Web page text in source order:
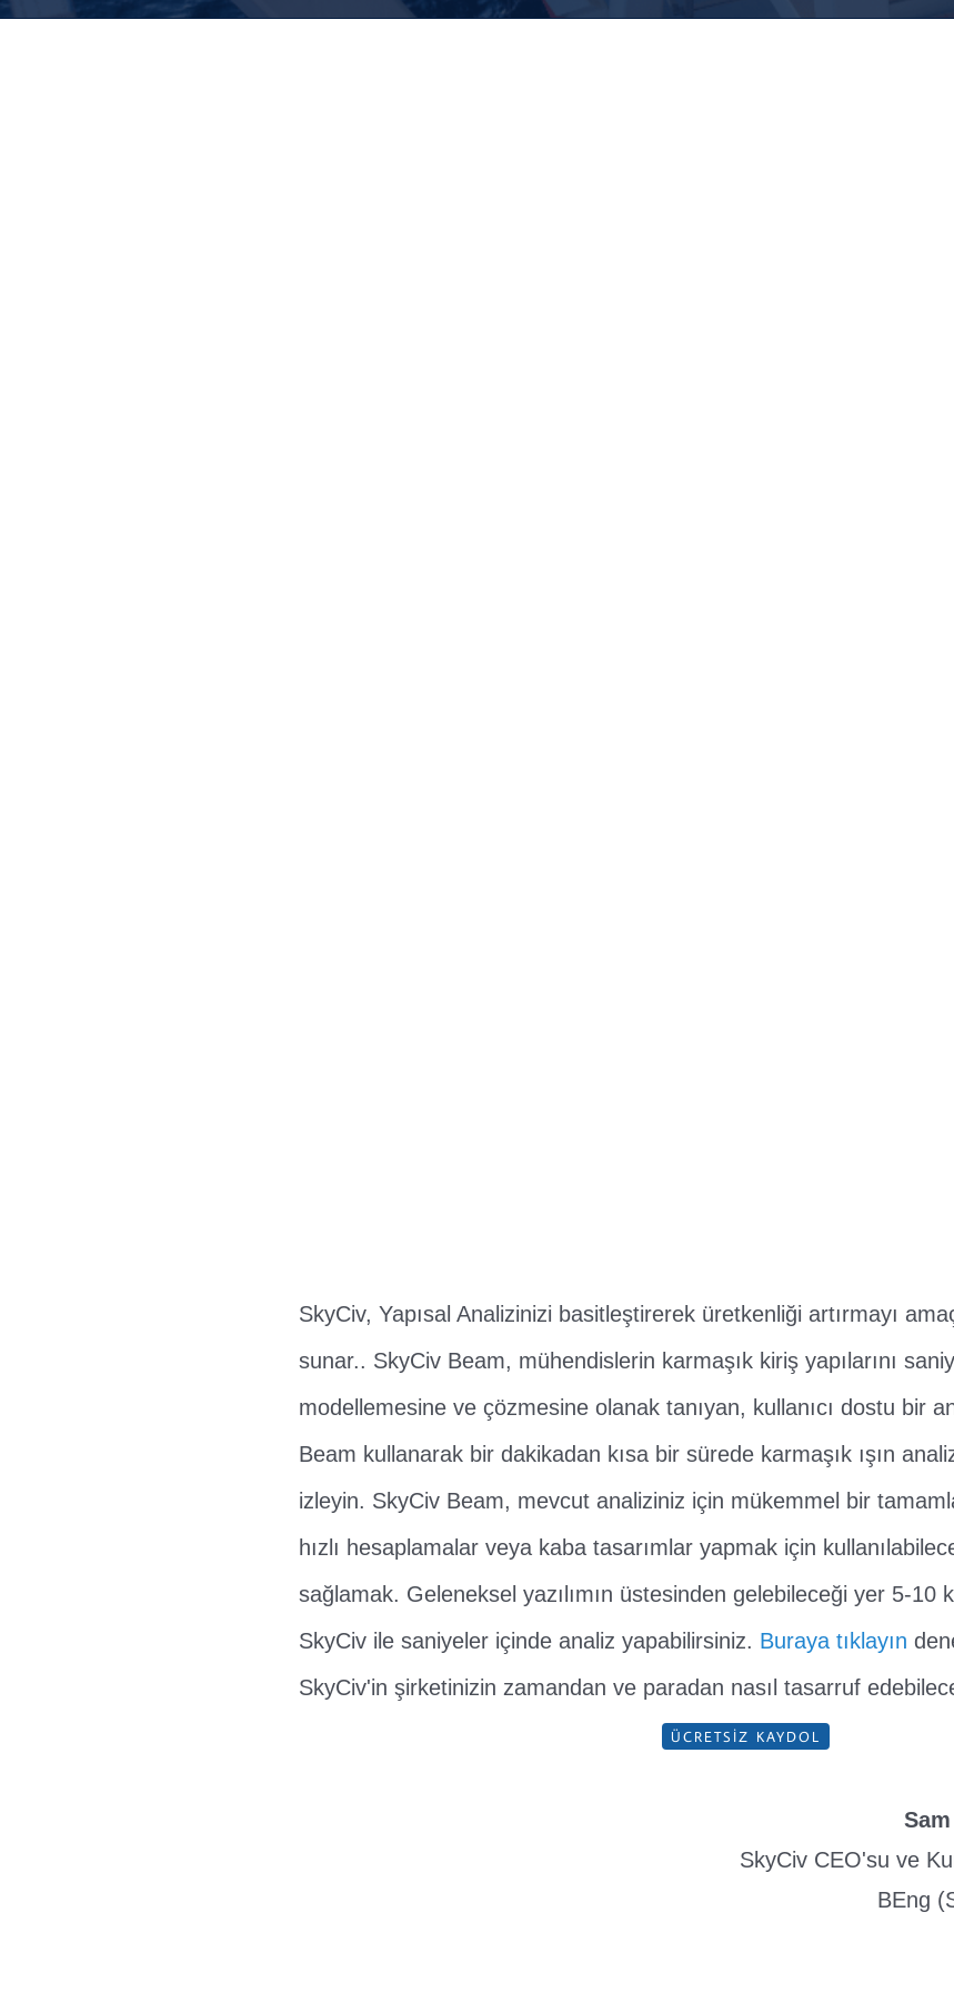
SkyCiv, Yapısal Analizinizi basitleştirerek üretkenliği artırmayı
sunar.. SkyCiv Beam, mühendislerin karmaşık kiriş yapılarını
modellemesine ve çözmesine olanak tanıyan, kullanıcı dostu bir
Beam kullanarak bir dakikadan kısa bir sürede karmaşık ışın
izleyin. SkyCiv Beam, mevcut analiziniz için mükemmel bir
hızlı hesaplamalar veya kaba tasarımlar yapmak için
sağlamak. Geleneksel yazılımın üstesinden gelebileceği yer 5-10
SkyCiv ile saniyeler içinde analiz yapabilirsiniz. Buraya tıklayın
SkyCiv'in şirketinizin zamandan ve paradan nasıl tasarruf
ÜCRETSIZ KAYDOL
SkyCiv CEO'su ve
BEng